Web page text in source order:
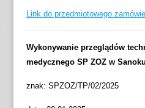
Link do przedmiotowego
Wykonywanie przeglądów
medycznego SP ZOZ w Sanoku
znak: SPZOZ/TP/02/2025